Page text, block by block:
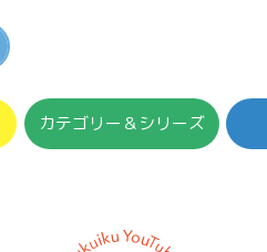
カテゴリー＆シリーズ